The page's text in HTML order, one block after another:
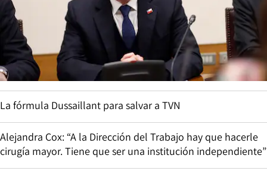
La fórmula Dussaillant para salvar a TVN
Alejandra Cox: “A la Dirección del Trabajo hay que hacerle
cirugía mayor. Tiene que ser una institución independiente”